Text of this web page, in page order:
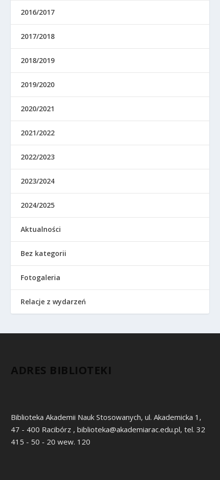
2016/2017
2017/2018
2018/2019
2019/2020
2020/2021
2021/2022
2022/2023
2023/2024
2024/2025
Aktualności
Bez kategorii
Fotogaleria
Relacje z wydarzeń
ADRES BIBLIOTEKI
Biblioteka Akademii Nauk Stosowanych, ul. Akademicka 1,
47 - 400 Racibórz , biblioteka@akademiarac.edu.pl, tel. 32
415 - 50 - 20 wew. 120